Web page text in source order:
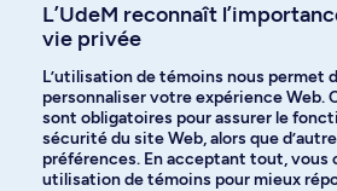
Communiquer avec nous
par téléphone
L’UdeM reconnaît
vie privée
L’utilisation de témoins nous permet
personnaliser votre expérience Web.
sont obligatoires pour assurer le
sécurité du site Web, alors que
préférences. En acceptant tout, vous
utilisation de témoins pour mieux